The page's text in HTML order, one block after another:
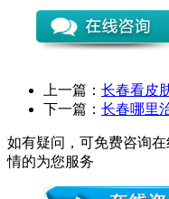
上一篇： 长春看皮
下一篇： 长春哪里
如有疑问，可免费咨询
情的为您服务